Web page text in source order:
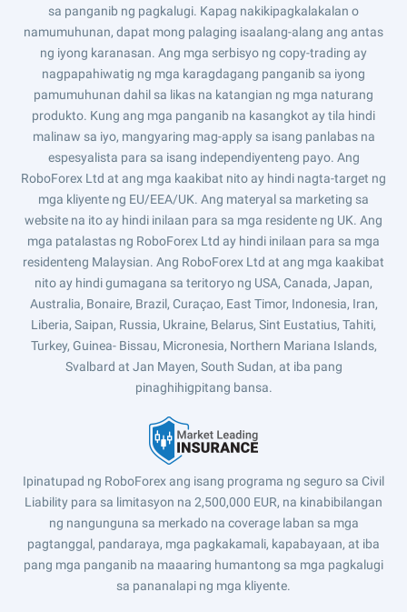
sa panganib ng pagkalugi. Kapag nakikipagkalakalan o
namumuhunan, dapat mong palaging isaalang-alang ang antas
ng iyong karanasan. Ang mga serbisyo ng copy-trading ay
nagpapahiwatig ng mga karagdagang panganib sa iyong
pamumuhunan dahil sa likas na katangian ng mga naturang
produkto. Kung ang mga panganib na kasangkot ay tila hindi
malinaw sa iyo, mangyaring mag-apply sa isang panlabas na
espesyalista para sa isang independiyenteng payo. Ang
RoboForex Ltd at ang mga kaakibat nito ay hindi nagta-target ng
mga kliyente ng EU/EEA/UK. Ang materyal sa marketing sa
website na ito ay hindi inilaan para sa mga residente ng UK. Ang
mga patalastas ng RoboForex Ltd ay hindi inilaan para sa mga
residenteng Malaysian. Ang RoboForex Ltd at ang mga kaakibat
nito ay hindi gumagana sa teritoryo ng USA, Canada, Japan,
Australia, Bonaire, Brazil, Curaçao, East Timor, Indonesia, Iran,
Liberia, Saipan, Russia, Ukraine, Belarus, Sint Eustatius, Tahiti,
Turkey, Guinea- Bissau, Micronesia, Northern Mariana Islands,
Svalbard at Jan Mayen, South Sudan, at iba pang
pinaghihigpitang bansa.
Ipinatupad ng RoboForex ang isang programa ng seguro sa Civil
Liability para sa limitasyon na 2,500,000 EUR, na kinabibilangan
ng nangunguna sa merkado na coverage laban sa mga
pagtanggal, pandaraya, mga pagkakamali, kapabayaan, at iba
pang mga panganib na maaaring humantong sa mga pagkalugi
sa pananalapi ng mga kliyente.